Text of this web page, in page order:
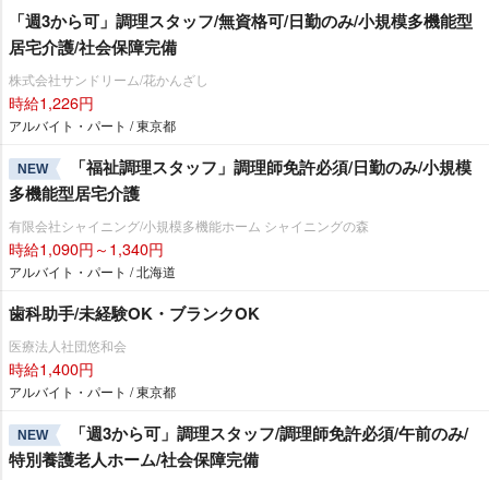
「週3から可」調理スタッフ/無資格可/日勤のみ/小規模多機能型
居宅介護/社会保障完備
株式会社サンドリーム/花かんざし
時給1,226円
アルバイト・パート / 東京都
NEW
「福祉調理スタッフ」調理師免許必須/日勤のみ/小規模
多機能型居宅介護
有限会社シャイニング/小規模多機能ホーム シャイニングの森
時給1,090円～1,340円
アルバイト・パート / 北海道
歯科助手/未経験OK・ブランクOK
医療法人社団悠和会
時給1,400円
アルバイト・パート / 東京都
NEW
「週3から可」調理スタッフ/調理師免許必須/午前のみ/
特別養護老人ホーム/社会保障完備